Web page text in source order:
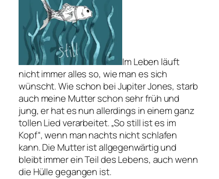
Im Leben läuft
nicht immer alles so, wie man es sich
wünscht. Wie schon bei Jupiter Jones, starb
auch meine Mutter schon sehr früh und
jung, er hat es nun allerdings in einem ganz
tollen Lied verarbeitet. „So still ist es im
Kopf“, wenn man nachts nicht schlafen
kann. Die Mutter ist allgegenwärtig und
bleibt immer ein Teil des Lebens, auch wenn
die Hülle gegangen ist.